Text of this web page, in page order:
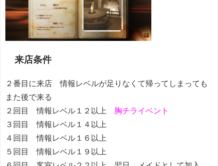
来店条件
２番目に来店 情報レベルが足りなくて帰ってしまっても
また後で来る
２回目 情報レベル１２以上
胸チライベント
３回目 情報レベル１４以上
４回目 情報レベル１６以上
５回目 情報レベル１９以上